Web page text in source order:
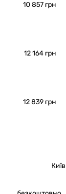
10 857 грн
12 164 грн
12 839 грн
Київ